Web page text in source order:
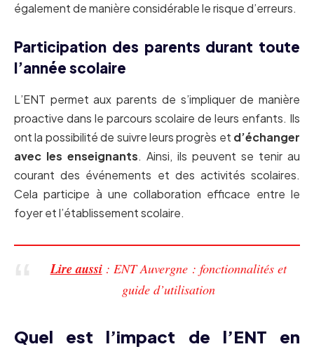
également de manière considérable le risque d’erreurs.
Participation des parents durant toute
l’année scolaire
L’ENT permet aux parents de s’impliquer de manière
proactive dans le parcours scolaire de leurs enfants. Ils
ont la possibilité de suivre leurs progrès et d’échanger
avec les enseignants. Ainsi, ils peuvent se tenir au
courant des événements et des activités scolaires.
Cela participe à une collaboration efficace entre le
foyer et l’établissement scolaire.
Lire aussi : ENT Auvergne : fonctionnalités et
guide d’utilisation
Quel est l’impact de l’ENT en